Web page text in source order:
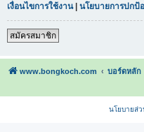
เงื่อนไขการใช้งาน| นโยบายการปกป้
สมัครสมาชิก
www.bongkoch.com บอร์ดหลัก
นโยบายส่